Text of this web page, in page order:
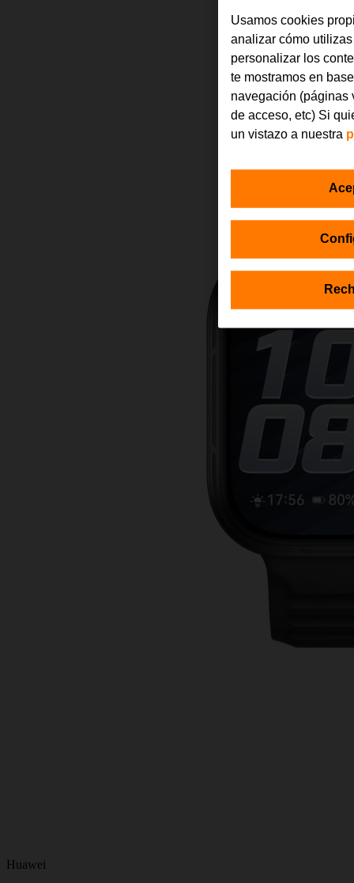
Huawei
Usamos cookies
analizar cómo
personalizar los
te mostramos en
navegación (páginas
de acceso, etc) Si
un vistazo a nuestra